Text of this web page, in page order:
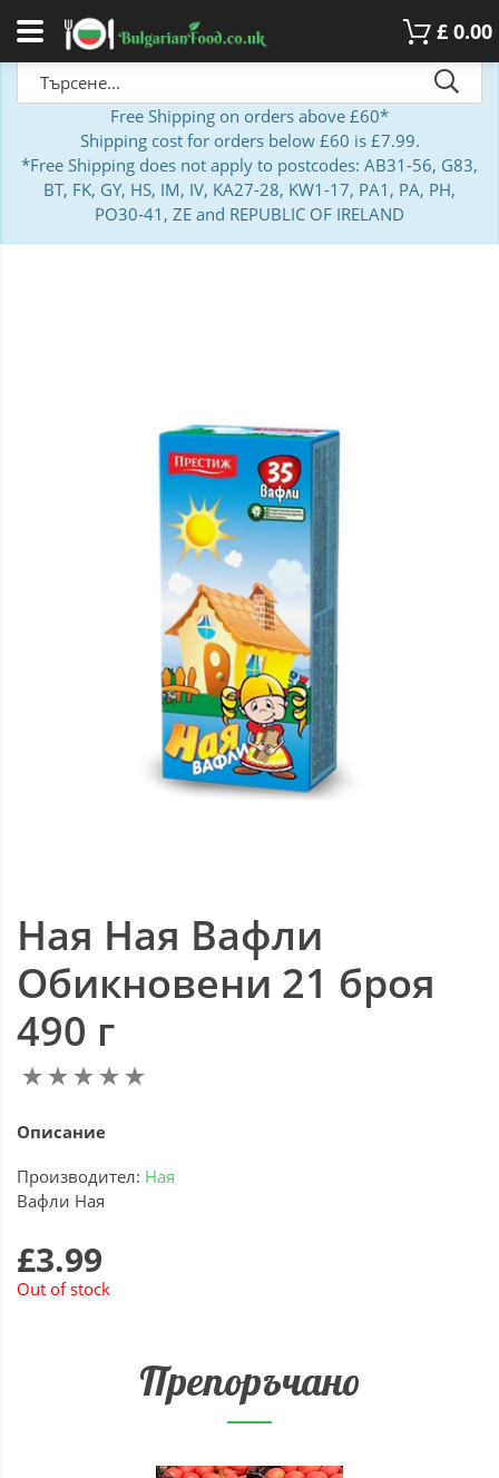
£ 0.00
Free Shipping on orders above £60*
Shipping cost for orders below £60 is £7.99.
*Free Shipping does not apply to postcodes: AB31-56, G83,
BT, FK, GY, HS, IM, IV, KA27-28, KW1-17, PA1, PA, PH,
PO30-41, ZE and REPUBLIC OF IRELAND
Ная Ная Вафли
Обикновени 21 броя
490 г
Описание
Производител: Ная
Вафли Ная
£3.99
Out of stock
Препоръчано